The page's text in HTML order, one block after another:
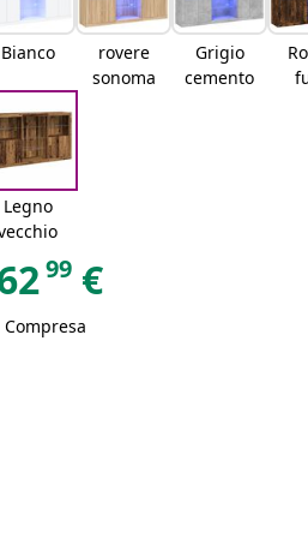
Bianco
rovere
sonoma
Grigio
cemento
Legno
99 €
Compresa